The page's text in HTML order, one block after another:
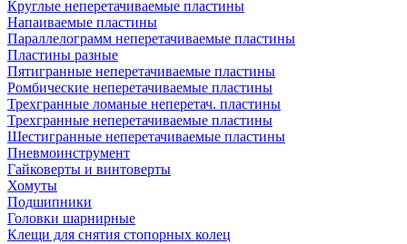
Круглые неперетачиваемые пластины
Напаиваемые пластины
Параллелограмм неперетачиваемые пластины
Пластины разные
Пятигранные неперетачиваемые пластины
Ромбические неперетачиваемые пластины
Трехгранные ломаные неперетач. пластины
Трехгранные неперетачиваемые пластины
Шестигранные неперетачиваемые пластины
Пневмоинструмент
Гайковерты и винтоверты
Хомуты
Подшипники
Головки шарнирные
Клещи для снятия стопорных колец